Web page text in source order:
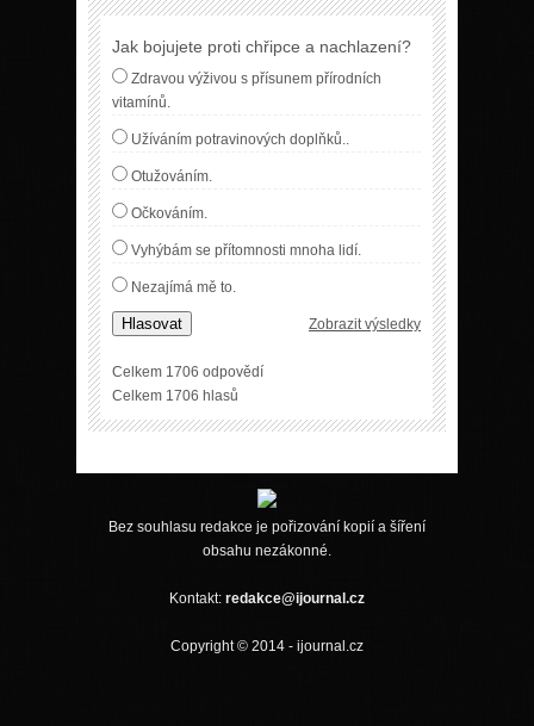
Jak bojujete proti chřipce a nachlazení?
Zdravou výživou s přísunem přírodních
vitamínů.
Užíváním potravinových doplňků..
Otužováním.
Očkováním.
Vyhýbám se přítomnosti mnoha lidí.
Nezajímá mě to.
Hlasovat Zobrazit výsledky
Celkem 1706 odpovědí
Celkem 1706 hlasů
Bez souhlasu redakce je pořizování kopií a šíření
obsahu nezákonné.
Kontakt: redakce@ijournal.cz
Copyright © 2014 - ijournal.cz